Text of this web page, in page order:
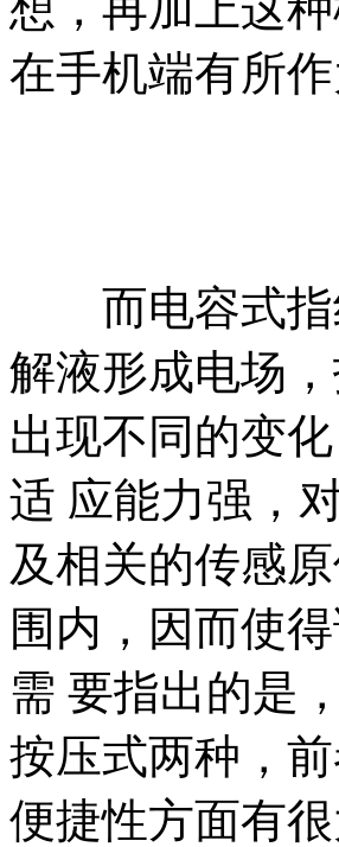
在手机端有所作
而电容式指
解液形成电场
出现不同的变
适 应能力强，
及相关的传感
围内，因而使
需 要指出的是
按压式两种，
便捷性方面有